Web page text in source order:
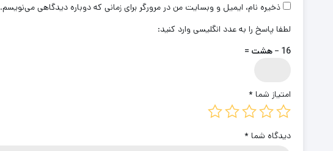
ذخیره نام، ایمیل و وبسایت من در مرورگر برای زمانی که دوباره دیدگاهی می‌نویسم.
لطفا پاسخ را به عدد انگلیسی وارد کنید:
16 − هشت =
امتیاز شما *
دیدگاه شما *